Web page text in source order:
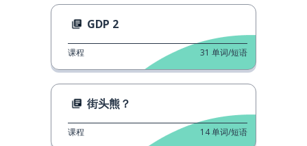
GDP 2
课程 31 单词/短语
街头熊？
课程 14单词/短语